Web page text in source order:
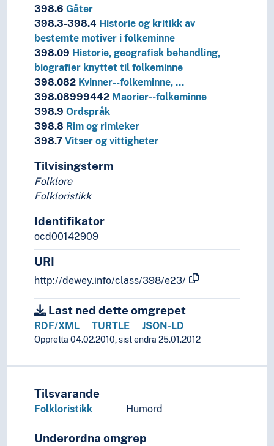
398.6 Gåter
398.3-398.4 Historie og kritikk av
bestemte motiver i folkeminne
398.09 Historie, geografisk behandling,
biografier knyttet til folkeminne
398.082 Kvinner--folkeminne, …
398.08999442 Maorier--folkeminne
398.9 Ordspråk
398.8 Rim og rimleker
398.7 Vitser og vittigheter
Tilvisingsterm
Folklore
Folkloristikk
Identifikator
ocd00142909
URI
http://dewey.info/class/398/e23/
Last ned dette omgrepet
RDF/XML TURTLE JSON-LD
Oppretta 04.02.2010, sist endra 25.01.2012
Tilsvarande
Folkloristikk Humord
Underordna omgrep